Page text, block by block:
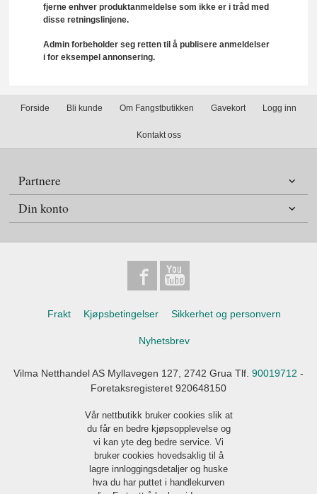
fjerne enhver produktanmeldelse som ikke er i tråd med
disse retningslinjene.
Admin forbeholder seg retten til å publisere anmeldelser
i for eksempel annonsering.
Forside Bli kunde Om Fangstbutikken Gavekort Logg inn
Kontakt oss
Partnere
Din konto
Frakt Kjøpsbetingelser Sikkerhet og personvern
Nyhetsbrev
Vilma Netthandel AS Myllavegen 127, 2742 Grua Tlf. 90019712 -
Foretaksregisteret 920648150
Vår nettbutikk bruker cookies slik at
du får en bedre kjøpsopplevelse og
vi kan yte deg bedre service. Vi
bruker cookies hovedsaklig til å
lagre innloggingsdetaljer og huske
hva du har puttet i handlekurven